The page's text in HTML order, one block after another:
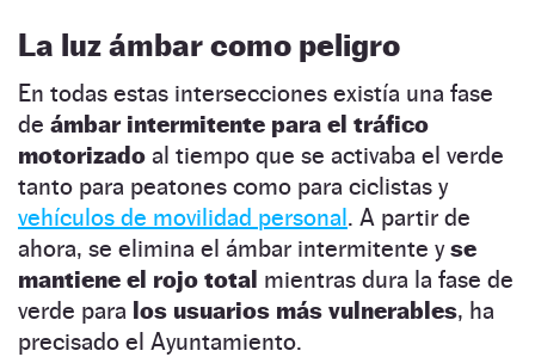
La luz ámbar como peligro
En todas estas intersecciones existía una fase
de ámbar intermitente para el tráfico
motorizado al tiempo que se activaba el verde
tanto para peatones como para ciclistas y
vehículos de movilidad personal. A partir de
ahora, se elimina el ámbar intermitente yse
mantiene el rojo total mientras dura la fase de
verde para los usuarios más vulnerables, ha
precisado el Ayuntamiento.